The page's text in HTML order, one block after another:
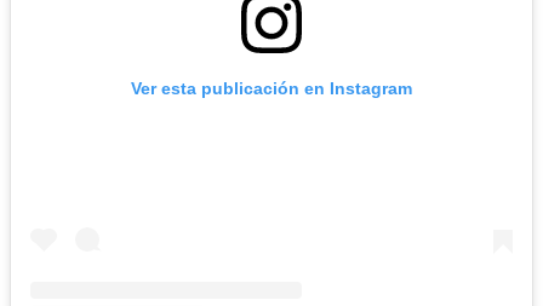
Ver esta publicación en Instagram